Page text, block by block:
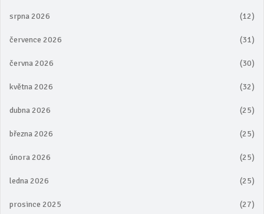
srpna 2026 (12)
července 2026 (31)
června 2026 (30)
května 2026 (32)
dubna 2026 (25)
března 2026 (25)
února 2026 (25)
ledna 2026 (25)
prosince 2025 (27)